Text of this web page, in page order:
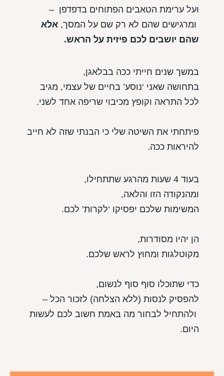
ועל ערימת הטאבים הפתוחים בדפדפן –
ומרגישים שהם לא רק שם על המסך, אלא
שהם יושבים לכם פיזית על הראש.
במשך שנים חייתי ככה בבלאגן,
בתחושה שאני ‘נוסע’ בחיים של עצמי, מגיב
לכל התראה וקופץ מכיבוי שריפה אחד לשני.
פיתחתי את השיטה שלי כי הבנתי שזה לא חייב
להיראות ככה.
בעוד 4 שעות מהרגע שתתחילו,
ומהנקודה הזו והלאה,
המשימות שלכם יפסיקו ‘לקרות’ לכם.
הן יהיו מסודרות,
מקוטלגות ומחוץ לראש שלכם.
כדי שתוכלו סוף סוף לנשום,
להפסיק לנסות (ללא הצלחה) לזכור הכל –
ולהתחיל לבחור מה באמת חשוב לכם לעשות
היום.